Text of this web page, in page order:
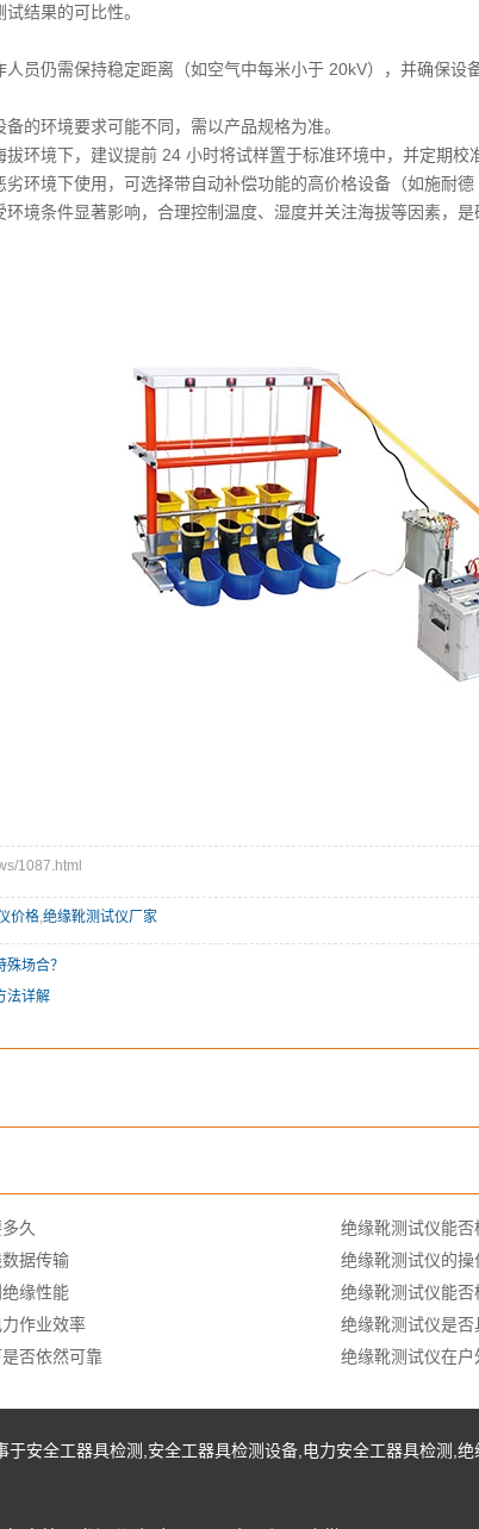
结果的可比性。
员仍需保持稳定距离（如空气中每米小于 20kV），并确保设
的环境要求可能不同，需以产品规格为准。
环境下，建议提前 24 小时将试样置于标准环境中，并定期校
环境下使用，可选择带自动补偿功能的高价格设备（如施耐德
境条件显著影响，合理控制温度、湿度并关注海拔等因素，是
1087.html
价格 绝缘靴测试仪厂家
场合？
法详解
久
绝缘靴测试仪能
据传输
绝缘靴测试仪的
缘性能
绝缘靴测试仪能
作业效率
绝缘靴测试仪是
否依然可靠
绝缘靴测试仪在
于安全工器具检测 安全工器具检测设备 电力安全工器具检测 绝